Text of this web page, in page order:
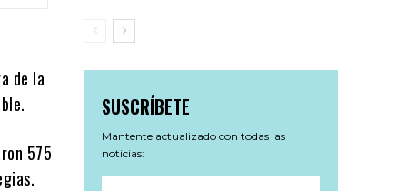
de la
575
SUSCRÍBETE
Mantente actualizado con todas las
noticias: